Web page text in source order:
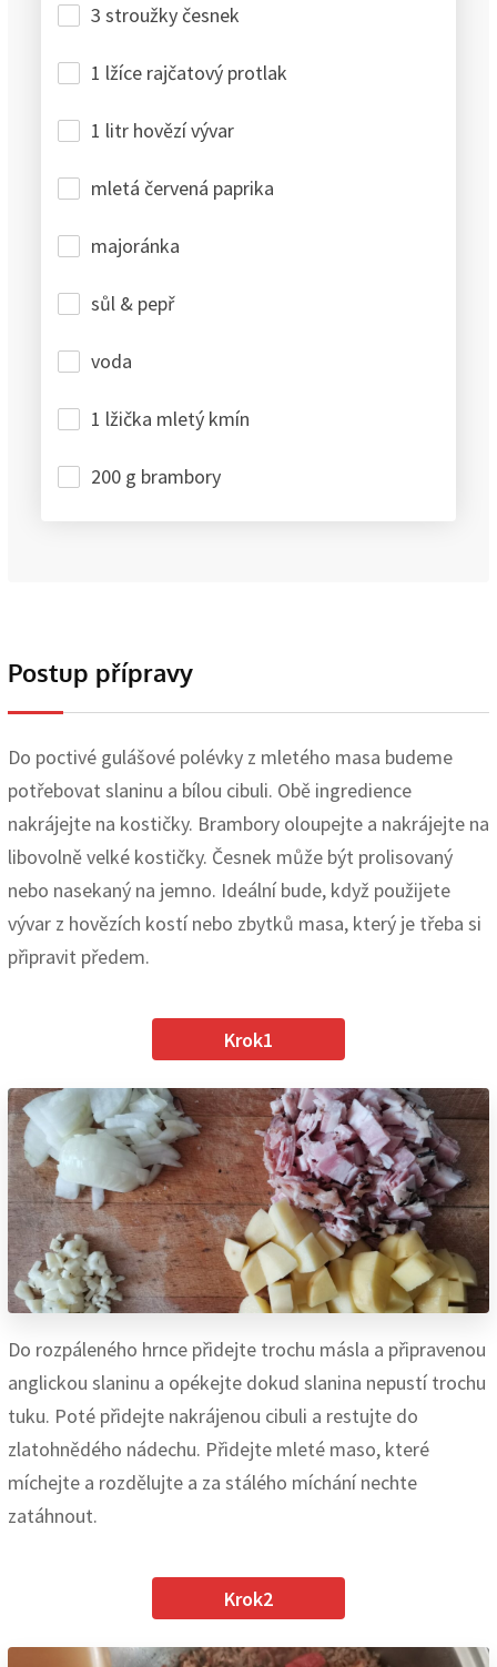
3 stroužky česnek
1 lžíce rajčatový protlak
1 litr hovězí vývar
mletá červená paprika
majoránka
sůl & pepř
voda
1 lžička mletý kmín
200 g brambory
Postup přípravy
Do poctivé gulášové polévky z mletého masa budeme
potřebovat slaninu a bílou cibuli. Obě ingredience
nakrájejte na kostičky. Brambory oloupejte a nakrájejte na
libovolně velké kostičky. Česnek může být prolisovaný
nebo nasekaný na jemno. Ideální bude, když použijete
vývar z hovězích kostí nebo zbytků masa, který je třeba si
připravit předem.
Krok1
Do rozpáleného hrnce přidejte trochu másla a připravenou
anglickou slaninu a opékejte dokud slanina nepustí trochu
tuku. Poté přidejte nakrájenou cibuli a restujte do
zlatohnědého nádechu. Přidejte mleté maso, které
míchejte a rozdělujte a za stálého míchání nechte
zatáhnout.
Krok2